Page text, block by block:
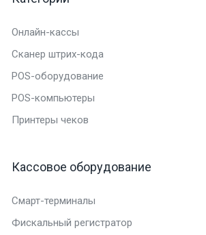
Онлайн-кассы
Сканер штрих-кода
POS-оборудование
POS-компьютеры
Принтеры чеков
Кассовое оборудование
Смарт-терминалы
Фискальный регистратор